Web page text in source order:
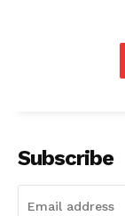
Subscribe